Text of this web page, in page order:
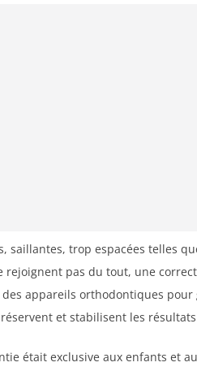
saillantes, trop espacées telles
rejoignent pas du tout, une
appareils orthodontiques
et stabilisent les
était exclusive aux enfants et